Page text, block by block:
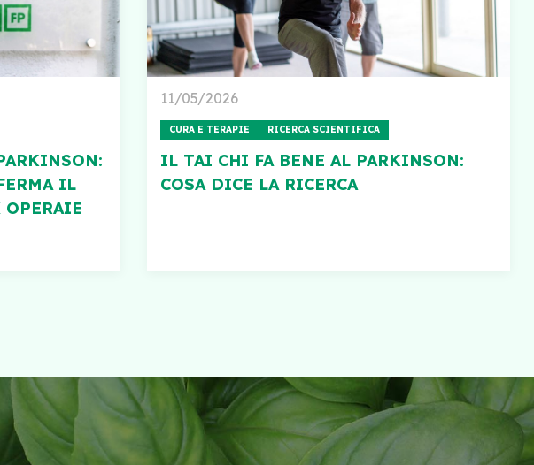
IL
OPERAIE
11/05/2026
CURA E TERAPIE RICERCA SCIENTIFICA
IL TAI CHI FA BENE AL PARKINSON:
COSA DICE LA RICERCA